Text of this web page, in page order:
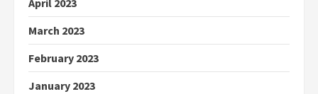
April 2023
March 2023
February 2023
January 2023